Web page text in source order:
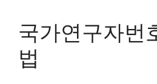
국가연구자번
법